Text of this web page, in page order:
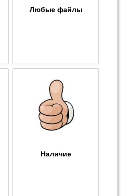
Любые файлы
Наличие